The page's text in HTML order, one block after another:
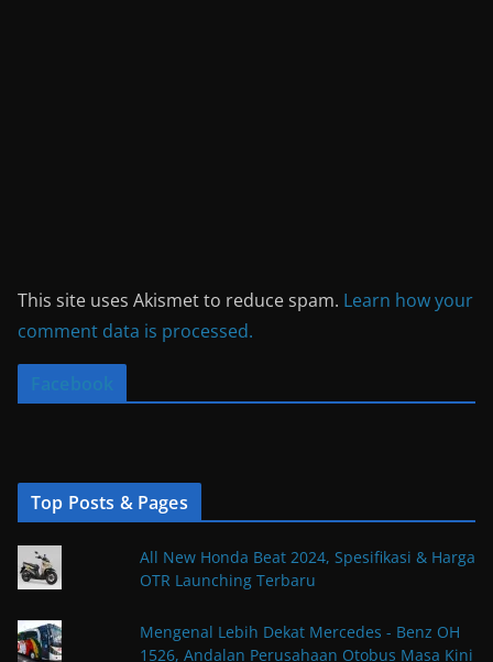
This site uses Akismet to reduce spam. Learn how your
comment data is processed.
Facebook
Top Posts & Pages
All New Honda Beat 2024, Spesifikasi & Harga
OTR Launching Terbaru
Mengenal Lebih Dekat Mercedes - Benz OH
1526, Andalan Perusahaan Otobus Masa Kini